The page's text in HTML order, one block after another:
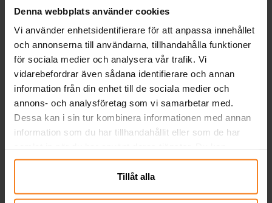
Denna webbplats använder cookies
Vi använder enhetsidentifierare för att anpassa innehållet
och annonserna till användarna, tillhandahålla funktioner
för sociala medier och analysera vår trafik. Vi
vidarebefordrar även sådana identifierare och annan
information från din enhet till de sociala medier och
annons- och analysföretag som vi samarbetar med.
Dessa kan i sin tur kombinera informationen med annan
information som du har tillhandahållit eller som de har
närsomhelst ändra ditt samtycke.
Tillåt alla
Ballonger - Röda 10-
pack
Pris:29,00 kr
29,00 kr
Sifferballonger Lila 86
cm
Pris:49,00 kr
49,00 kr